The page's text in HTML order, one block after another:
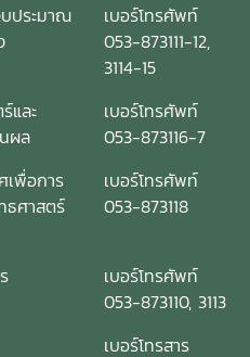
บประมาณ
เบอร์โทรศัพท์
053-873111-12,
3114-15
และ
ผล
เบอร์โทรศัพท์
053-873116-7
เพื่อการ
ธศาสตร์
เบอร์โทรศัพท์
053-873118
เบอร์โทรศัพท์
053-873110, 3113
เบอร์โทรสาร